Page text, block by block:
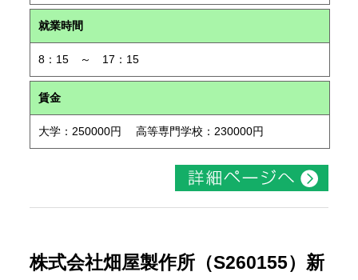
就業時間
8：15 ～ 17：15
賃金
大学：250000円 高等専門学校：230000円
株式会社畑屋製作所（S260155）新